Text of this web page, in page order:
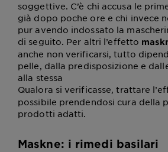
soggettive. C’è chi accusa le
già dopo poche ore e chi invece
pur avendo indossato la
di seguito. Per altri l’effetto
anche non verificarsi, tutto
pelle, dalla predisposizione e
alla stessa
Qualora si verificasse, trattare
possibile prendendosi cura della
prodotti adatti.
Maskne: i rimedi basilari